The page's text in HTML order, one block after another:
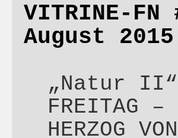
VITRINE-
August
„Natur II“
FREITAG –
HERZOG